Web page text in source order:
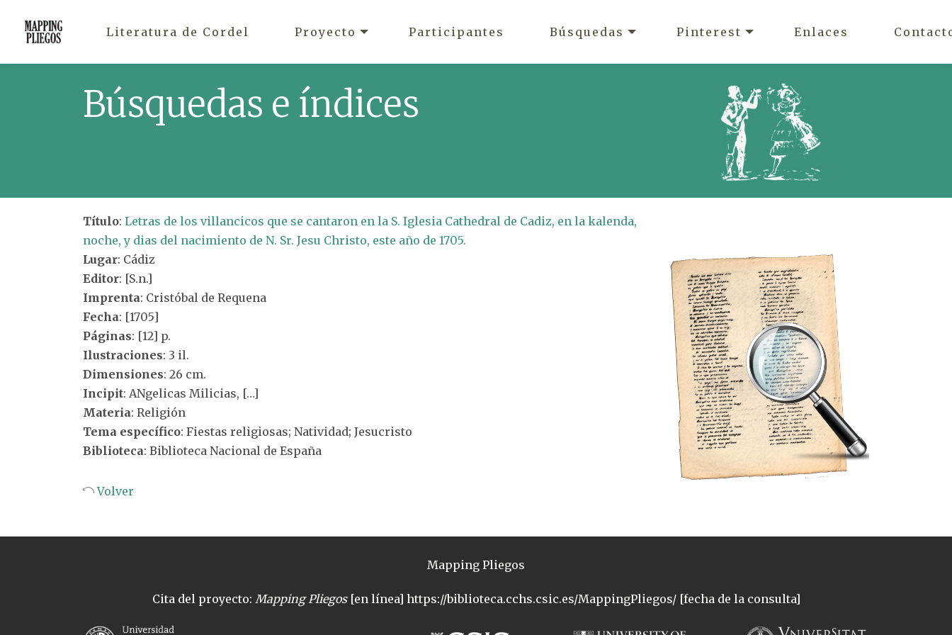
Literatura de Cordel Proyecto Participantes Búsquedas Pinterest Enlaces
Búsquedas e índices
Título: Letras de los villancicos que se cantaron en la S. Iglesia Cathedral de Cadiz, en la kalenda,
noche, y dias del nacimiento de N. Sr. Jesu Christo, este año de 1705.
Lugar: Cádiz
Editor: [S.n.]
Imprenta: Cristóbal de Requena
Fecha: [1705]
Páginas: [12] p.
Ilustraciones: 3 il.
Dimensiones: 26 cm.
Incipit: ANgelicas Milicias, […]
Materia: Religión
Tema específico: Fiestas religiosas; Natividad; Jesucristo
Biblioteca: Biblioteca Nacional de España
Volver
Mapping Pliegos
Cita del proyecto: Mapping Pliegos[en línea] https://biblioteca.cchs.csic.es/MappingPliegos/ [fecha de la consulta]